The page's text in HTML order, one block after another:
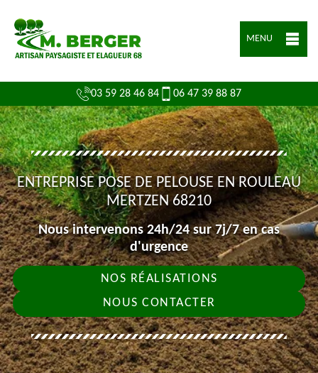
MENU
03 59 28 46 84 06 47 39 88 87
ENTREPRISE POSE DE PELOUSE EN ROULEAU
MERTZEN 68210
Nous intervenons 24h/24 sur 7j/7 en cas
d'urgence
NOS RÉALISATIONS
NOUS CONTACTER